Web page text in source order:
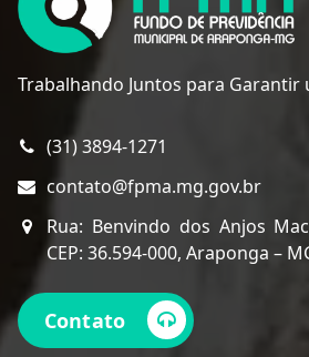
Trabalhando Juntos para Garantir
(31) 3894-1271
contato@fpma.mg.gov.br
Rua: Benvindo dos Anjos
CEP: 36.594-000, Araponga –
Contato